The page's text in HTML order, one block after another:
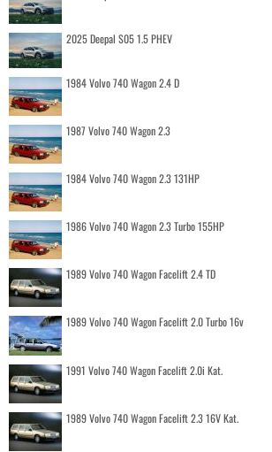
2025 Deepal S05 1.5 PHEV
1984 Volvo 740 Wagon 2.4 D
1987 Volvo 740 Wagon 2.3
1984 Volvo 740 Wagon 2.3 131HP
1986 Volvo 740 Wagon 2.3 Turbo 155HP
1989 Volvo 740 Wagon Facelift 2.4 TD
1989 Volvo 740 Wagon Facelift 2.0 Turbo 16v
1991 Volvo 740 Wagon Facelift 2.0i Kat.
1989 Volvo 740 Wagon Facelift 2.3 16V Kat.